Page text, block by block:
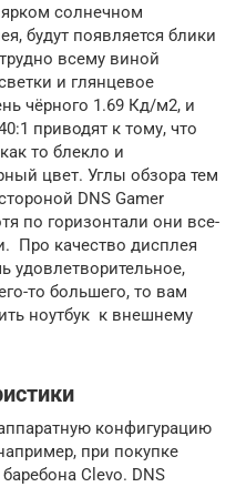
солнечном
будут появляется блики
всему виной
и глянцевое
чёрного 1.69 Кд/м2, и
приводят к тому, что
то блекло и
цвет. Углы обзора тем
DNS Gamer
по горизонтали они все-
Про качество дисплея
удовлетворительное,
то большего, то вам
ноутбук к внешнему
конфигурацию
при покупке
Clevo. DNS